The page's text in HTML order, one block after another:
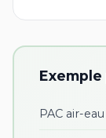
PAC air-